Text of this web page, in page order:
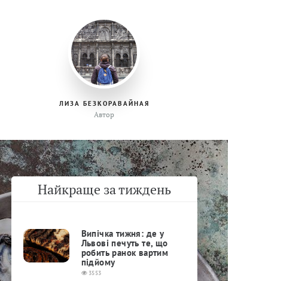
ЛИЗА БЕЗКОРАВАЙНАЯ
Автор
Найкраще за тиждень
Випічка тижня: де у
Львові печуть те, що
робить ранок вартим
підйому
3553